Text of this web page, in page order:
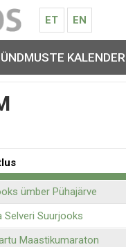
ET EN
KALENDER
ümber Pühajärve
Selveri Suurjooks
Maastikumaraton